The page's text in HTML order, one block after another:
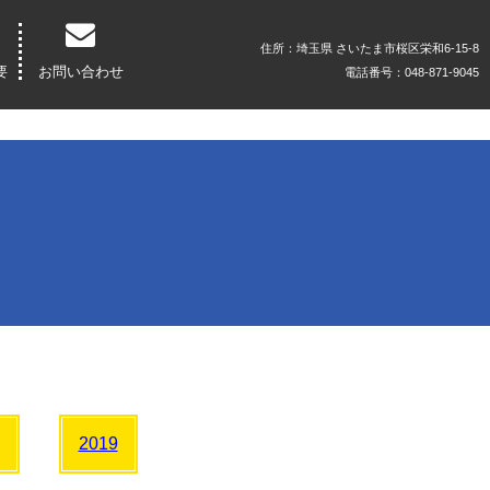
住所：埼玉県 さいたま市桜区栄和6-15-8
電話番号：048-871-9045
お問い合わせ
2019